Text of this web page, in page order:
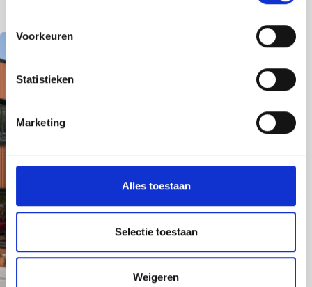
e
g
c
t
i
Voorkeuren
Statistieken
Marketing
Alles toestaan
Selectie toestaan
Weigeren